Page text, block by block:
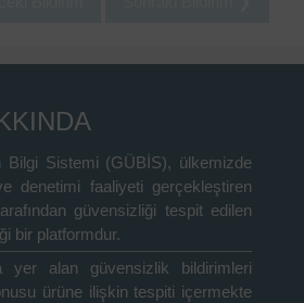
Bilgi Sistemi (GÜBİS), ülkemizde
denetimi faaliyeti gerçekleştiren
güvensizliği tespit edilen
bir platformdur.
yer alan güvensizlik bildirimleri
ürüne ilişkin tespiti içermekte